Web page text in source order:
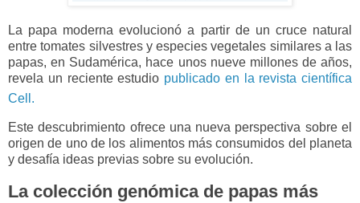
La papa moderna evolucionó a partir de un cruce natural
entre tomates silvestres y especies vegetales similares a las
papas, en Sudamérica, hace unos nueve millones de años,
revela un reciente estudio publicado en la revista científica
Cell.
Este descubrimiento ofrece una nueva perspectiva sobre el
origen de uno de los alimentos más consumidos del planeta
y desafía ideas previas sobre su evolución.
La colección genómica de papas más